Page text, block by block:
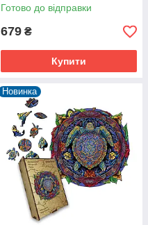
Готово до відправки
679 ₴
Купити
Новинка